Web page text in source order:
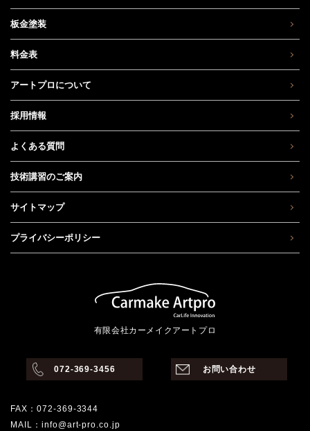
板金塗装
料金表
アートプロについて
採用情報
よくある質問
技術講習のご案内
サイトマップ
プライバシーポリシー
有限会社カーメイクアートプロ
072-369-3456 お問い合わせ
FAX：072-369-3344
MAIL：info@art-pro.co.jp